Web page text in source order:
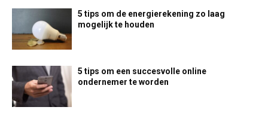
5 tips om de energierekening zo laag
mogelijk te houden
5 tips om een succesvolle online
ondernemer te worden